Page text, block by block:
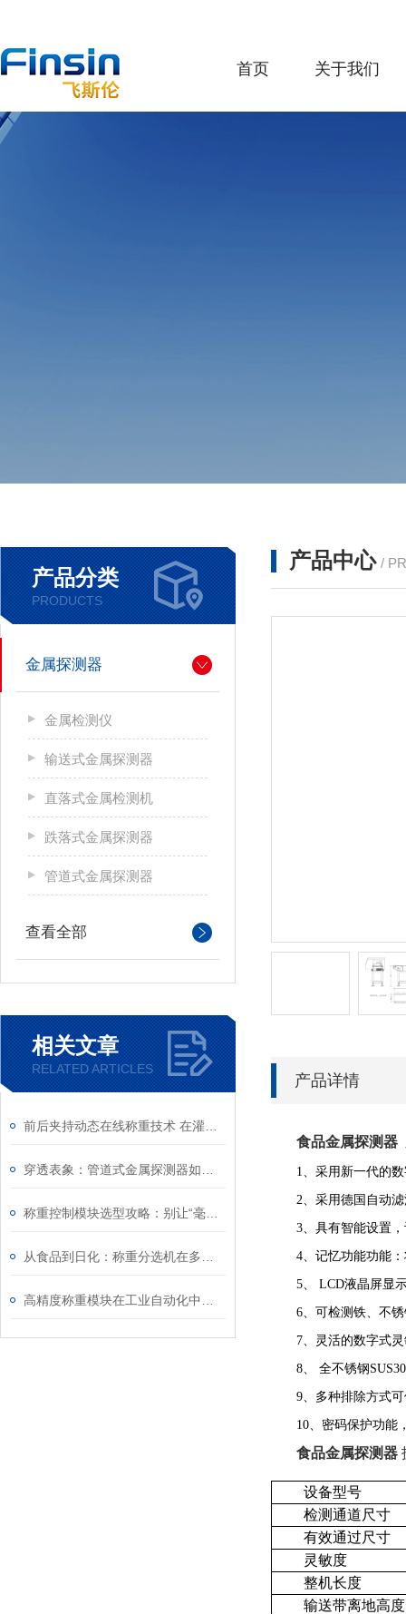
首页 关于我们
产品分类
PRODUCTS
金属探测器
金属检测仪
输送式金属探测器
直落式金属检测机
跌落式金属探测器
管道式金属探测器
查看全部
相关文章
RELATED ARTICLES
产品中心 /
产品详情
食品金属探测器
1、采用新一代的
2、采用德国自动
3、具有智能设置
4、记忆功能功能
5、 LCD液晶屏显
6、可检测铁、不
7、灵活的数字式
8、 全不锈钢
9、多种排除方式
10、密码保护功能
食品金属探测器
设备型号
检测通道尺寸
有效通过尺寸
灵敏度
整机长度
输送带离地高度